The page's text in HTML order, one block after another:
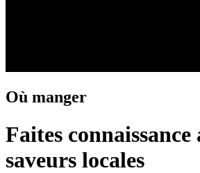
Où manger
Faites connaissance
saveurs locales